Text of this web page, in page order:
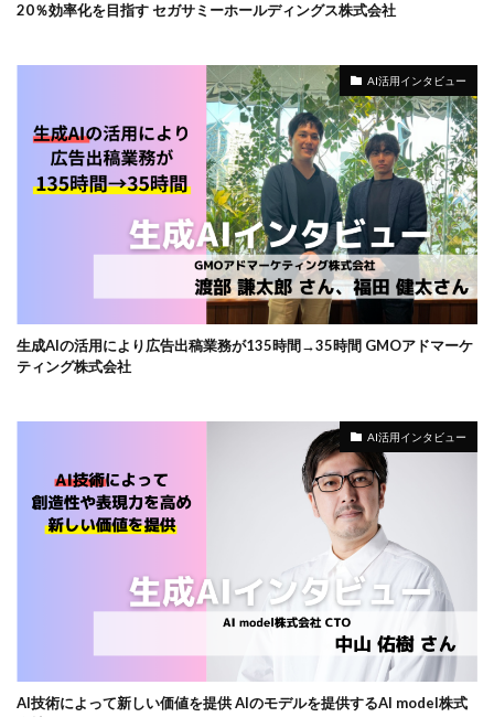
20％効率化を目指す セガサミーホールディングス株式会社
AI活用インタビュー
生成AIの活用により広告出稿業務が135時間→35時間 GMOアドマーケ
ティング株式会社
AI活用インタビュー
AI技術によって新しい価値を提供 AIのモデルを提供するAI model株式